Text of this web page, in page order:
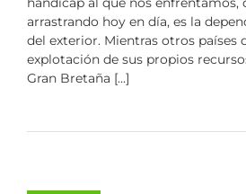
arrastrando hoy en día, es la
del exterior. Mientras otros países
explotación de sus propios
Gran Bretaña [...]